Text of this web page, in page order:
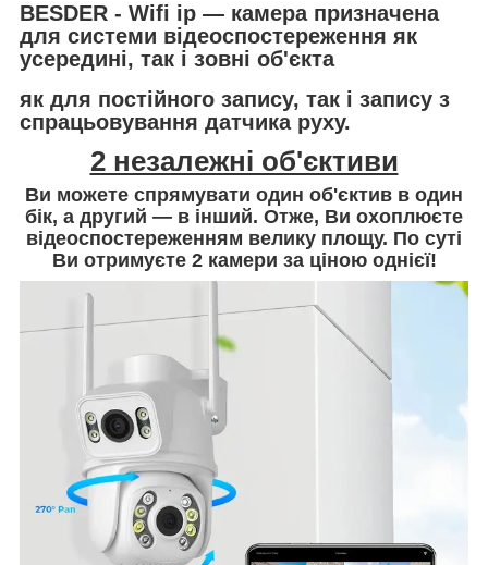
BESDER - Wifi ip — камера призначена
для системи відеоспостереження як
усередині, так і зовні об'єкта
як для постійного запису, так і запису з
спрацьовування датчика руху.
2 незалежні об'єктиви
Ви можете спрямувати один об'єктив в один
бік, а другий — в інший. Отже, Ви охоплюєте
відеоспостереженням велику площу. По суті
Ви отримуєте 2 камери за ціною однієї!